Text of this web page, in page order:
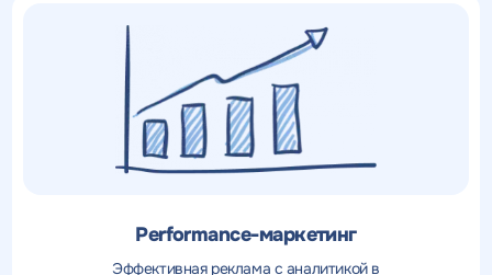
Performance-маркетинг
Эффективная реклама с аналитикой в